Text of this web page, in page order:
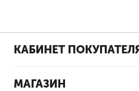
КАБИНЕТ
МАГАЗИН